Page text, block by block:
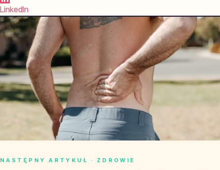
LinkedIn
NASTĘPNY ARTYKUŁ · ZDROWIE